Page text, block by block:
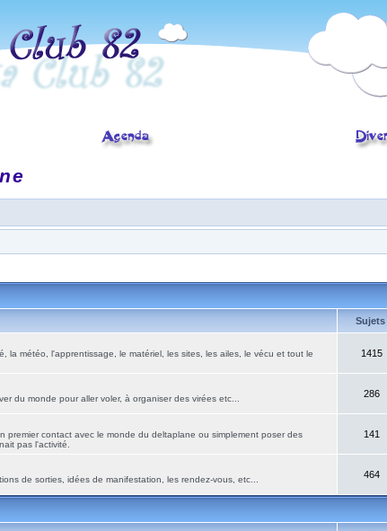
Sujets
la météo, l'apprentissage, le matériel, les sites, les ailes, le vécu et tout le
1415
du monde pour aller voler, à organiser des virées etc... 286
premier contact avec le monde du deltaplane ou simplement poser des
pas l'activité.
141
de sorties, idées de manifestation, les rendez-vous, etc... 464